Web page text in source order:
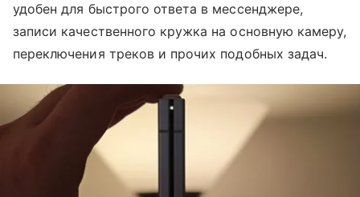
удобен для быстрого ответа в мессенджере,
записи качественного кружка на основную камеру,
переключения треков и прочих подобных задач.